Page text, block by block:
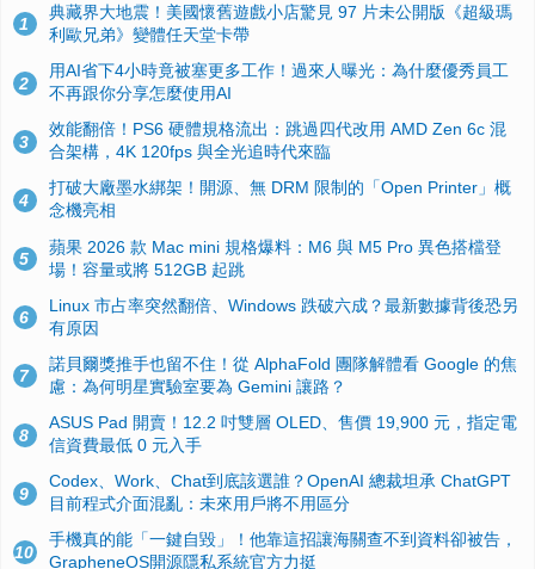
1
典藏界大地震！美國懷舊遊戲小店驚見 97 片未公開版《超級瑪
利歐兄弟》變體任天堂卡帶
2
用AI省下4小時竟被塞更多工作！過來人曝光：為什麼優秀員工
不再跟你分享怎麼使用AI
3
效能翻倍！PS6 硬體規格流出：跳過四代改用 AMD Zen 6c 混
合架構，4K 120fps 與全光追時代來臨
4
打破大廠墨水綁架！開源、無 DRM 限制的「Open Printer」概
念機亮相
5
蘋果 2026 款 Mac mini 規格爆料：M6 與 M5 Pro 異色搭檔登
場！容量或將 512GB 起跳
6
Linux 市占率突然翻倍、Windows 跌破六成？最新數據背後恐另
有原因
7
諾貝爾獎推手也留不住！從 AlphaFold 團隊解體看 Google 的焦
慮：為何明星實驗室要為 Gemini 讓路？
8
ASUS Pad 開賣！12.2 吋雙層 OLED、售價 19,900 元，指定電
信資費最低 0 元入手
9
Codex、Work、Chat到底該選誰？OpenAI 總裁坦承 ChatGPT
目前程式介面混亂：未來用戶將不用區分
10
手機真的能「一鍵自毀」！他靠這招讓海關查不到資料卻被告，
GrapheneOS開源隱私系統官方力挺